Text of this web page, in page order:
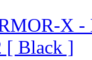
X -
[ Black ]